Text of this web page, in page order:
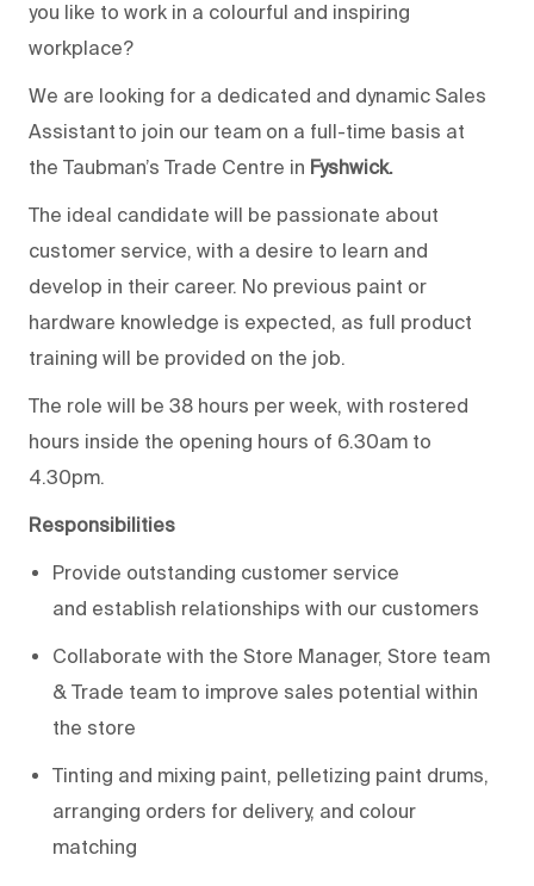
you like to work in a colourful and inspiring
workplace?
We are looking for a dedicated and dynamic Sales
Assistant to join our team on a full-time basis at
the Taubman’s Trade Centre in Fyshwick.
The ideal candidate will be passionate about
customer service, with a desire to learn and
develop in their career. No previous paint or
hardware knowledge is expected, as full product
training will be provided on the job.
The role will be 38 hours per week, with rostered
hours inside the opening hours of 6.30am to
4.30pm.
Responsibilities
Provide outstanding customer service
and establish relationships with our customers
Collaborate with the Store Manager, Store team
& Trade team to improve sales potential within
the store
Tinting and mixing paint, pelletizing paint drums,
arranging orders for delivery, and colour
matching